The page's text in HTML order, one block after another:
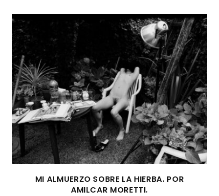
MI ALMUERZO SOBRE LA HIERBA. POR
AMILCAR MORETTI.